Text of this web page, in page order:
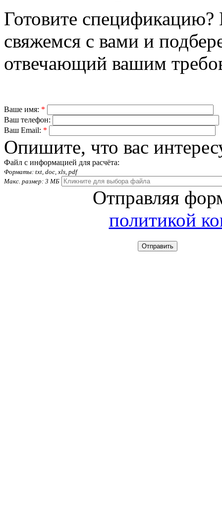
Готовите
свяжемся с вами и
отвечающий вашим
Ваше имя: *
Ваш телефон:
Ваш Email: *
Опишите, что вас
Файл с информацией для расчёта:
Форматы: txt, doc, xls, pdf
Макс. размер: 3 МБ
Отправляя
политикой
Отправить